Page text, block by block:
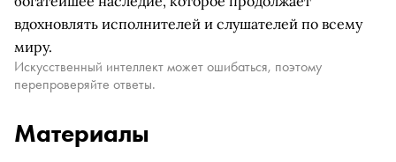
вдохновлять исполнителей и слушателей по всему
миру.
Искусственный интеллект может ошибаться, поэтому
перепроверяйте ответы.
Материалы